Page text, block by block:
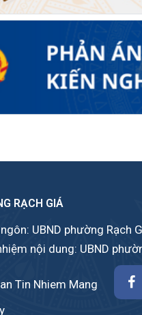
RẠCH GIÁ
UBND phường Rạch
nội dung: UBND